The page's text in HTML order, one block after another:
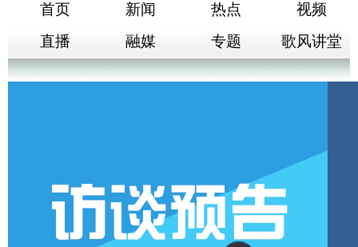
首页 新闻 热点
视频
直播
融媒 专题 歌风讲堂